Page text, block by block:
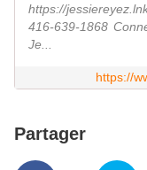
https://
416-639-1868
Je...
https://
Partager